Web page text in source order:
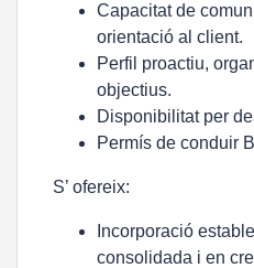
Capacitat de
orientació al client.
Perfil proactiu,
objectius.
Disponibilitat per
Permís de conduir
S’ ofereix:
Incorporació
consolidada i en